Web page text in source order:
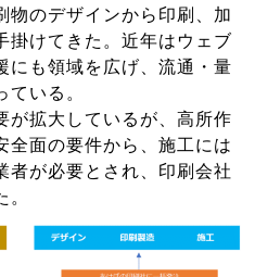
物のデザインから印刷、加
掛けてきた。近年はウェブ
にも領域を広げ、流通・量
いる。
が拡大しているが、高所作
全面の要件から、施工には
者が必要とされ、印刷会社